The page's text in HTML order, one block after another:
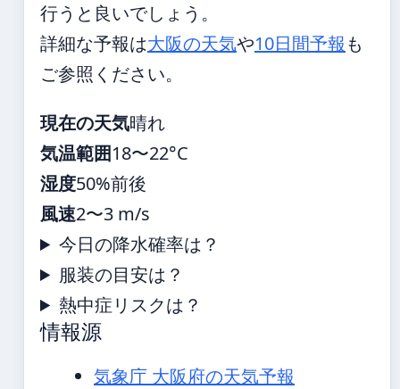
行うと良いでしょう。
詳細な予報は大阪の天気や10日間予報も
ご参照ください。
現在の天気晴れ
気温範囲18〜22°C
湿度50%前後
風速2〜3 m/s
今日の降水確率は？
服装の目安は？
熱中症リスクは？
情報源
気象庁 大阪府の天気予報